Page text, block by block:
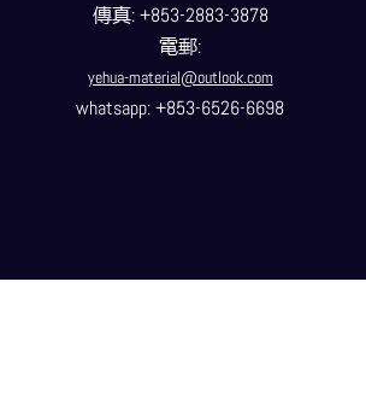
傳真: +853-2883-3878
電郵:
yehua-material@outlook.com
whatsapp: +853-6526-6698